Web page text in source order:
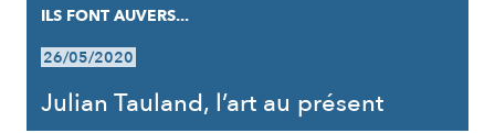
ILS FONT AUVERS...
26/05/2020
Julian Tauland, l’art au présent